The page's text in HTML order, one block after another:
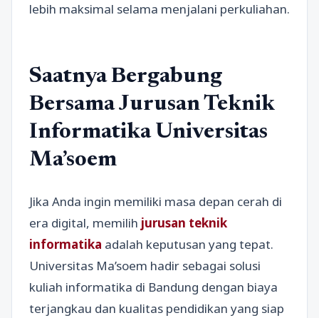
lebih maksimal selama menjalani perkuliahan.
Saatnya Bergabung
Bersama Jurusan Teknik
Informatika Universitas
Ma’soem
Jika Anda ingin memiliki masa depan cerah di
era digital, memilih jurusan teknik
informatika adalah keputusan yang tepat.
Universitas Ma’soem hadir sebagai solusi
kuliah informatika di Bandung dengan biaya
terjangkau dan kualitas pendidikan yang siap